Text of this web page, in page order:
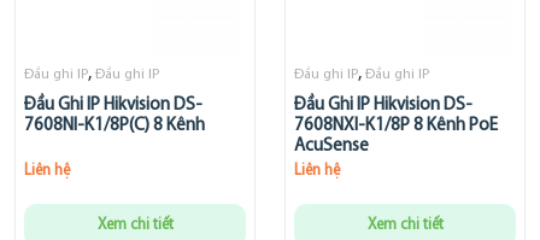
Đầu ghi IP, Đầu ghi IP
Đầu Ghi IP Hikvision DS-
7608NI-K1/8P(C) 8 Kênh
Liên hệ
Xem chi tiết
Đầu ghi IP, Đầu ghi IP
Đầu Ghi IP Hikvision DS-
7608NXI-K1/8P 8 Kênh PoE
AcuSense
Liên hệ
Xem chi tiết